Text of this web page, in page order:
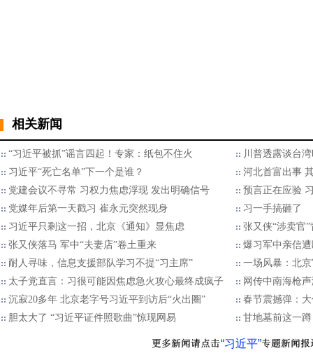
相关新闻
“习近平被抓”谣言四起！专家：纸包不住火
川普透露谈台
习近平“死亡名单”下一个是谁？
河北首富出事
党建会议不寻常 习权力焦虑浮现 发出明确信号
预言正在应验
党媒年后第一天戳习 崔永元突然现身
习一手搞砸了
习近平只剩这一招，北京《通知》显焦虑
张又侠“涉卖官
张又侠落马 军中“夫妻店”卷土重来
爆习军中亲信
耐人寻味，信息支援部队学习不提“习主席”
一场风暴：北
太子党直言：习很可能因焦虑急火攻心最终成疯子
网传中南海枪
沉寂20多年 北京老字号习近平到访后“火出圈”
春节震撼弹：
胆太大了 “习近平证件照歌曲”惊现网易
甘地墓前这一
“习近平”